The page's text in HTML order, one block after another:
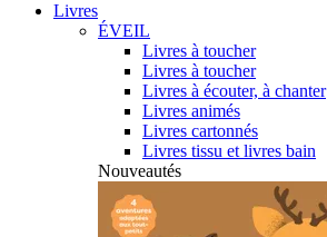
Livres
ÉVEIL
Livres à toucher
Livres à toucher
Livres à écouter, à chanter
Livres animés
Livres cartonnés
Livres tissu et livres bain
Nouveautés